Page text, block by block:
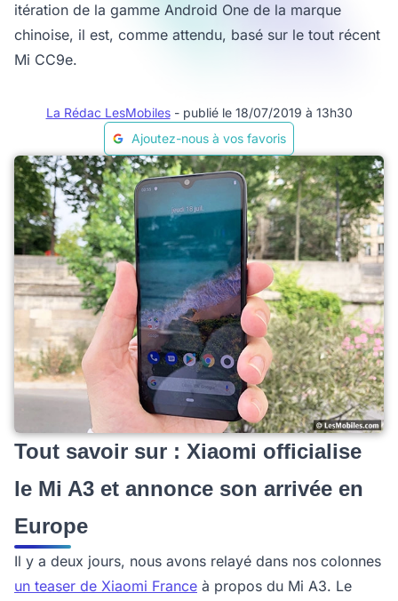
itération de la gamme Android One de la marque
chinoise, il est, comme attendu, basé sur le tout récent
Mi CC9e.
La Rédac LesMobiles - publié le 18/07/2019 à 13h30
Ajoutez-nous à vos favoris
Tout savoir sur : Xiaomi officialise
le Mi A3 et annonce son arrivée en
Europe
Il y a deux jours, nous avons relayé dans nos colonnes
un teaser de Xiaomi France à propos du Mi A3. Le